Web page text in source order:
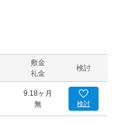
敷金
礼金
検討
9.18ヶ月
無
検討